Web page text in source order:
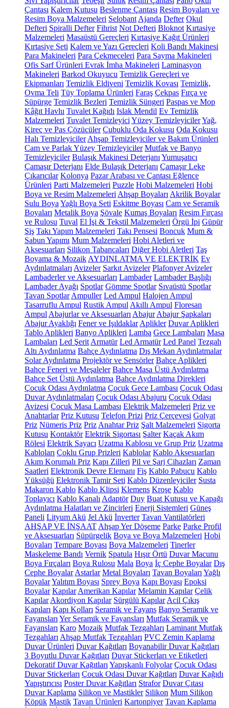
Çantası Kalem Kutusu Beslenme Çantası Resim Boyaları ve
Resim Boya Malzemeleri Selobant Ajanda Defter Okul
Defteri Spiralli Defter Fihrist Not Defteri Bloknot Kırtasiye
Malzemeleri Masaüstü Gereçleri Kırtasiye Kağıt Ürünleri
Kırtasiye Seti Kalem ve Yazı Gereçleri Koli Bandı Makinesi
Para Makineleri Para Çekmeceleri Para Sayma Makineleri
Ofis Sarf Ürünleri Evrak İmha Makineleri Laminasyon
Makineleri Barkod Okuyucu Temizlik Gereçleri ve
Ekipmanları Temizlik Eldiveni Temizlik Kovası Temizlik,
Ovma Teli Tüy Toplama Ürünleri Faraş Çekpas Fırça ve
Süpürge Temizlik Bezleri Temizlik Süngeri Paspas ve Mop
Kâğıt Havlu Tuvalet Kağıdı Islak Mendil Ev Temizlik
Malzemeleri Tuvalet Temizleyici Yüzey TemizleyicilerYağ,
Kireç ve Pas Çözücüler Çubuklu Oda Kokusu Oda Kokusu
Halı Temizleyiciler Ahşap Temizleyiciler ve Bakım Ürünleri
Cam ve Parlak Yüzey Temizleyiciler Mutfak ve Banyo
Temizleyiciler Bulaşık Makinesi Deterjanı Yumuşatıcı
Çamaşır Deterjanı Elde Bulaşık Deterjanı Çamaşır Leke
Çıkarıcılar Kolonya Pazar Arabası ve Çantası Eğlence
Ürünleri Parti Malzemeleri Puzzle Hobi Malzemeleri Hobi
Boya ve Resim Malzemeleri Ahşap Boyaları Akrilik Boyalar
Sulu Boya Yağlı Boya Seti Eskitme Boyası Cam ve Seramik
Boyaları Metalik Boya Şövale Kumaş Boyaları Resim Fırçası
ve Rulosu Tuval El İşi & Tekstil Malzemeleri Örgü İpi Güpür
Şiş Takı Yapım Malzemeleri Takı Pensesi Boncuk Mum &
Sabun Yapımı Mum Malzemeleri Hobi Aletleri ve
Aksesuarları Silikon Tabancaları Diğer Hobi Aletleri Taş
Boyama & Mozaik AYDINLATMA VE ELEKTRİK Ev
Aydınlatmaları Avizeler Sarkıt Avizeler Plafonyer Avizeler
Lambaderler ve Aksesuarları Lambader Lambader Başlığı
Lambader Ayağı Spotlar Gömme Spotlar Sıvaüstü Spotlar
Tavan Spotlar Ampuller Led Ampul Halojen Ampul
Tasarruflu Ampul Rustik Ampul Akıllı Ampul Floresan
Ampul Abajurlar ve Aksesuarları Abajur Abajur Şapkaları
Abajur Ayaklığı Fener ve Işıldaklar Aplikler Duvar Aplikleri
Tablo Aplikleri Banyo Aplikleri Lamba Gece Lambaları Masa
Lambaları Led Şerit Armatür Led Armatür Led Panel Tezgah
Altı Aydınlatma Bahçe Aydınlatma Dış Mekan Aydınlatmalar
Solar Aydınlatma Projektör ve Sensörler Bahçe Aplikleri
Bahçe Feneri ve Meşaleler Bahçe Masa Üstü Aydınlatma
Bahçe Set Üstü Aydınlatma Bahçe Aydınlatma Direkleri
Çocuk Odası Aydınlatma Çocuk Gece Lambası Çocuk Odası
Duvar Aydınlatmaları Çocuk Odası Abajuru Çocuk Odası
Avizesi Çocuk Masa Lambası Elektrik Malzemeleri Priz ve
Anahtarlar Priz Kutusu Telefon Prizi Priz Çerçevesi Golyat
Priz Nümeris Priz Priz Anahtar Priz Şalt Malzemeleri Sigorta
Kutusu Kontaktör Elektrik Sigortası Şalter Kaçak Akım
Rölesi Elektrik Sayacı Uzatma Kablosu ve Grup Priz Uzatma
Kabloları Çoklu Grup Prizleri Kablolar Kablo Aksesuarları
Akım Korumalı Priz Kapı Zilleri Pil ve Şarj Cihazları Zaman
Saatleri Elektronik Devre Elemanı Fiş Kablo Pabucu Kablo
Yüksüğü Elektronik Tamir Seti Kablo Düzenleyiciler Susta
Makaron Kablo Kablo Klipsi Klemens Kroşe Kablo
Toplayıcı Kablo Kanalı Adaptör Duy Buat Kutusu ve Kapağı
Aydınlatma Halatları ve Zincirleri Enerji Sistemleri Güneş
Paneli Lityum Akü Jel Akü İnverter Tavan Vantilatörleri
AHŞAP VE İNŞAAT Ahşap Yer Döşeme Parke Parke Profil
ve Aksesuarları Süpürgelik Boya ve Boya Malzemeleri Hobi
Boyaları Tempare Boyası Boya Malzemeleri Tinerler
Maskeleme Bandı Vernik Spatula Hışır Örtü Duvar Macunu
Boya Fırçaları Boya Rulosu Mala Boya İç Cephe Boyalar Dış
Cephe Boyalar Astarlar Metal Boyaları Tavan Boyaları Yağlı
BoyalarYalıtım Boyası Sprey Boya Kapı Boyası Epoksi
Boyalar Kapılar Amerikan Kapılar Melamin Kapılar Çelik
Kapılar Akordiyon Kapılar Sürgülü Kapılar Acil Çıkış
Kapıları Kapı Kolları Seramik ve Fayans Banyo Seramik ve
Fayansları Yer Seramik ve Fayansları Mutfak Seramik ve
Fayansları Karo Mozaik Mutfak Tezgahları Laminant Mutfak
Tezgahları Ahşap Mutfak Tezgahları PVC Zemin Kaplama
Duvar Ürünleri Duvar Kağıtları Boyanabilir Duvar Kağıtları
3 Boyutlu Duvar Kağıtları Duvar Stickerları ve Etiketleri
Dekoratif Duvar Kağıtları Yapışkanlı Folyolar Çocuk Odası
Duvar Stickerları Çocuk Odası Duvar Kağıtları Duvar Kağıdı
Yapıştırıcısı Poster Duvar Kağıtları Strafor Duvar Çıtası
Duvar Kaplama Silikon ve Mastikler Silikon Mum Silikon
Köpük Mastik Tavan Ürünleri Kartonpiyer Tavan Kaplama